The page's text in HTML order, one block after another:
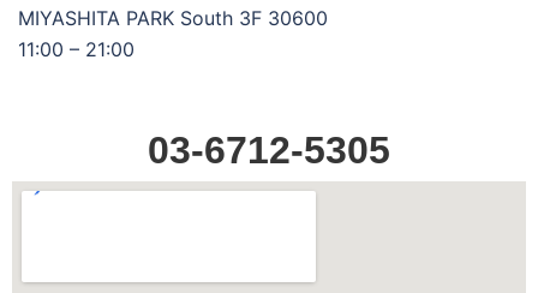
MIYASHITA PARK South 3F 30600
11:00 – 21:00
03-6712-5305